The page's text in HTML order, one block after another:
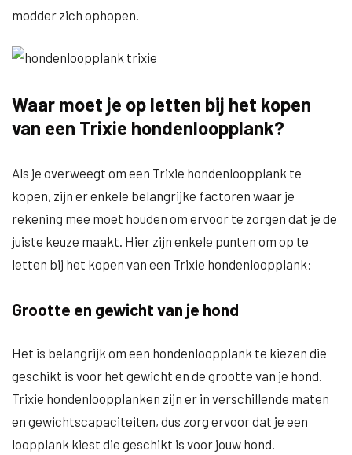
modder zich ophopen.
Waar moet je op letten bij het kopen
van een Trixie hondenloopplank?
Als je overweegt om een Trixie hondenloopplank te
kopen, zijn er enkele belangrijke factoren waar je
rekening mee moet houden om ervoor te zorgen dat je de
juiste keuze maakt. Hier zijn enkele punten om op te
letten bij het kopen van een Trixie hondenloopplank:
Grootte en gewicht van je hond
Het is belangrijk om een hondenloopplank te kiezen die
geschikt is voor het gewicht en de grootte van je hond.
Trixie hondenloopplanken zijn er in verschillende maten
en gewichtscapaciteiten, dus zorg ervoor dat je een
loopplank kiest die geschikt is voor jouw hond.